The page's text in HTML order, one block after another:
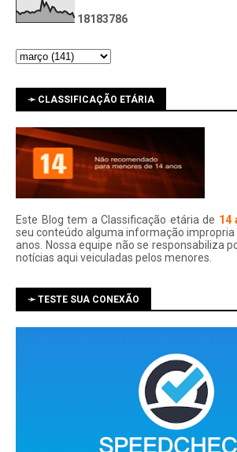
1 81 83786
➛ CLASSIFICAÇÃO ETÁRIA
Este Blog tem a Classificação etária de 14
seu conteúdo alguma informação
anos. Nossa equipe não se responsabiliza
notí­cias aqui veiculadas pelos menores.
➛ TESTE SUA CONEXÃO